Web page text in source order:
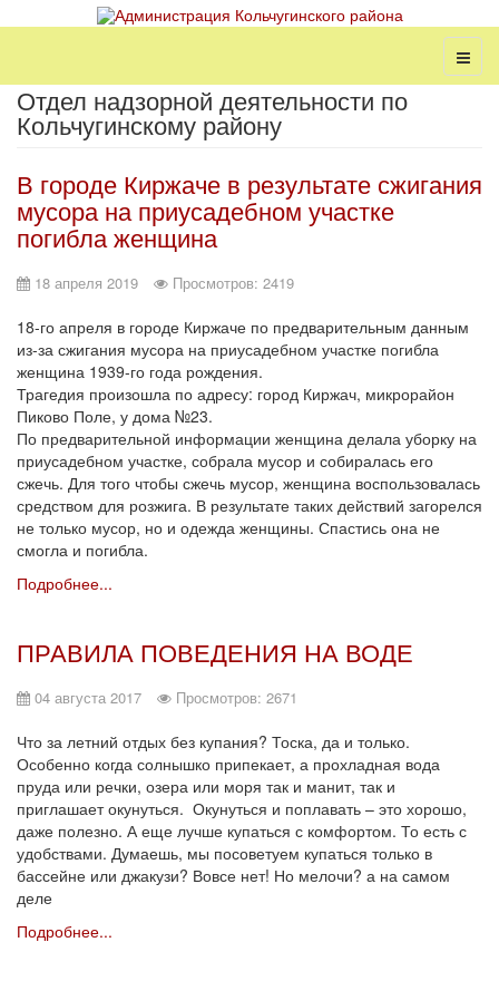
Отдел надзорной деятельности по
Кольчугинскому району
В городе Киржаче в результате сжигания
мусора на приусадебном участке
погибла женщина
18 апреля 2019 Просмотров: 2419
18-го апреля в городе Киржаче по предварительным данным
из-за сжигания мусора на приусадебном участке погибла
женщина 1939-го года рождения.
Трагедия произошла по адресу: город Киржач, микрорайон
Пиково Поле, у дома №23.
По предварительной информации женщина делала уборку на
приусадебном участке, собрала мусор и собиралась его
сжечь. Для того чтобы сжечь мусор, женщина воспользовалась
средством для розжига. В результате таких действий загорелся
не только мусор, но и одежда женщины. Спастись она не
смогла и погибла.
Подробнее...
ПРАВИЛА ПОВЕДЕНИЯ НА ВОДЕ
04 августа 2017 Просмотров: 2671
Что за летний отдых без купания? Тоска, да и только.
Особенно когда солнышко припекает, а прохладная вода
пруда или речки, озера или моря так и манит, так и
приглашает окунуться. Окунуться и поплавать – это хорошо,
даже полезно. А еще лучше купаться с комфортом. То есть с
удобствами. Думаешь, мы посоветуем купаться только в
бассейне или джакузи? Вовсе нет! Но мелочи? а на самом
деле
Подробнее...